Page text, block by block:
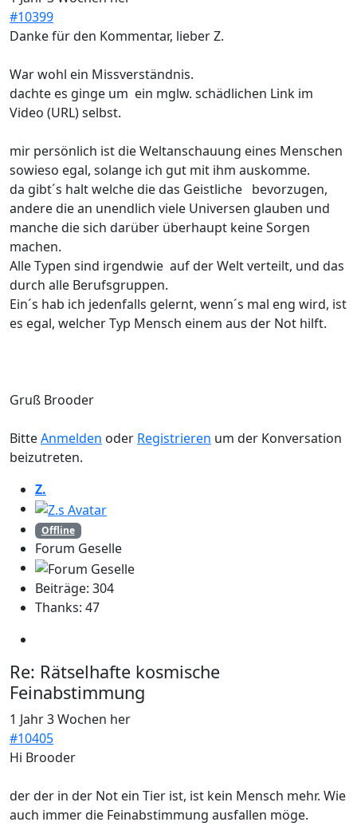
#10399
Danke für den Kommentar, lieber Z.
War wohl ein Missverständnis.
dachte es ginge um ein mglw. schädlichen Link im
Video (URL) selbst.
mir persönlich ist die Weltanschauung eines Menschen
sowieso egal, solange ich gut mit ihm auskomme.
da gibt´s halt welche die das Geistliche bevorzugen,
andere die an unendlich viele Universen glauben und
manche die sich darüber überhaupt keine Sorgen
machen.
Alle Typen sind irgendwie auf der Welt verteilt, und das
durch alle Berufsgruppen.
Ein´s hab ich jedenfalls gelernt, wenn´s mal eng wird, ist
es egal, welcher Typ Mensch einem aus der Not hilft.
Gruß Brooder
BitteAnmelden oder Registrieren um der Konversation
beizutreten.
Z.
Offline
Forum Geselle
Beiträge: 304
Thanks: 47
Re: Rätselhafte kosmische
Feinabstimmung
1 Jahr 3 Wochen her
#10405
Hi Brooder
der der in der Not ein Tier ist, ist kein Mensch mehr. Wie
auch immer die Feinabstimmung ausfallen möge.